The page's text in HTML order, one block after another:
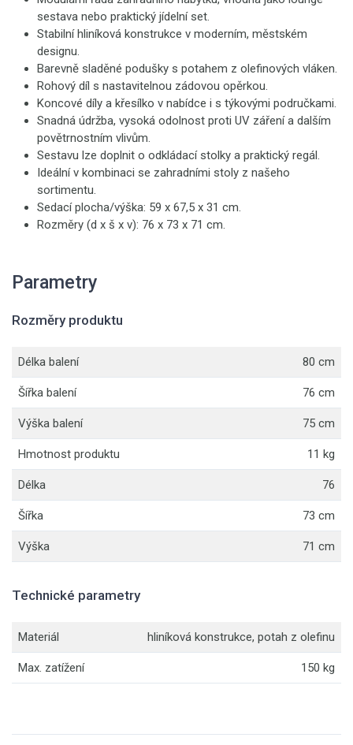
sestava nebo praktický jídelní set.
Stabilní hliníková konstrukce v moderním, městském
designu.
Barevně sladěné podušky s potahem z olefinových vláken.
Rohový díl s nastavitelnou zádovou opěrkou.
Koncové díly a křesílko v nabídce i s týkovými područkami.
Snadná údržba, vysoká odolnost proti UV záření a dalším
povětrnostním vlivům.
Sestavu lze doplnit o odkládací stolky a praktický regál.
Ideální v kombinaci se zahradními stoly z našeho
sortimentu.
Sedací plocha/výška: 59 x 67,5 x 31 cm.
Rozměry (d x š x v): 76 x 73 x 71 cm.
Parametry
Rozměry produktu
Délka balení 80 cm
Šířka balení 76 cm
Výška balení 75 cm
Hmotnost produktu 11 kg
Délka 76
Šířka 73 cm
Výška 71 cm
Technické parametry
Materiál hliníková konstrukce, potah z olefinu
Max. zatížení 150 kg